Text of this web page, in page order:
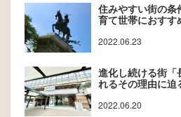
住みやすい街の条
育て世帯におす
2022.06.23
進化し続ける街「
れるその理由に迫
2022.06.20